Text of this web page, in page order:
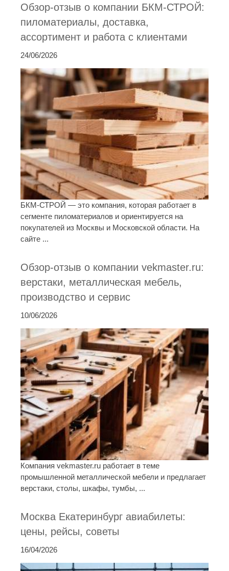
Обзор-отзыв о компании БКМ-СТРОЙ:
пиломатериалы, доставка,
ассортимент и работа с клиентами
24/06/2026
БКМ-СТРОЙ — это компания, которая работает в
сегменте пиломатериалов и ориентируется на
покупателей из Москвы и Московской области. На
сайте ...
Обзор-отзыв о компании vekmaster.ru:
верстаки, металлическая мебель,
производство и сервис
10/06/2026
Компания vekmaster.ru работает в теме
промышленной металлической мебели и предлагает
верстаки, столы, шкафы, тумбы, ...
Москва Екатеринбург авиабилеты:
цены, рейсы, советы
16/04/2026